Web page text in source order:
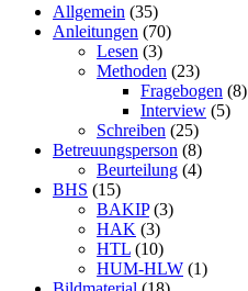
Allgemein (35)
Anleitungen (70)
Lesen (3)
Methoden (23)
Fragebogen (8)
Interview (5)
Schreiben (25)
Betreuungsperson (8)
Beurteilung (4)
BHS (15)
BAKIP(3)
HAK (3)
HTL (10)
HUM-HLW (1)